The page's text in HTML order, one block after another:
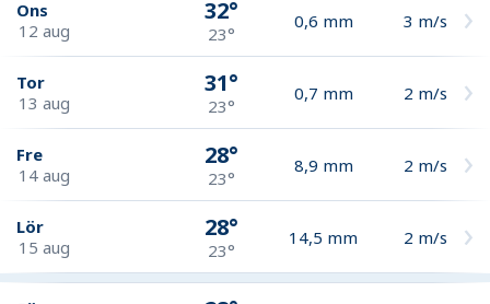
Ons
12 aug
32°
23°
0,6 mm 3 m/s
Tor
13 aug
31°
23°
0,7 mm 2 m/s
Fre
14 aug
28°
23°
8,9 mm 2 m/s
Lör
15 aug
28°
23°
14,5 mm 2 m/s